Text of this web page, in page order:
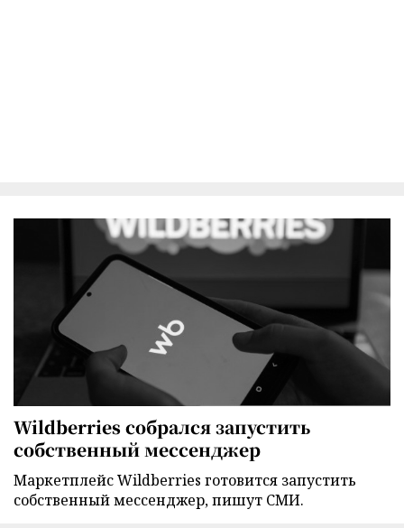
Wildberries собрался запустить
собственный мессенджер
Маркетплейс Wildberries готовится запустить
собственный мессенджер, пишут СМИ.